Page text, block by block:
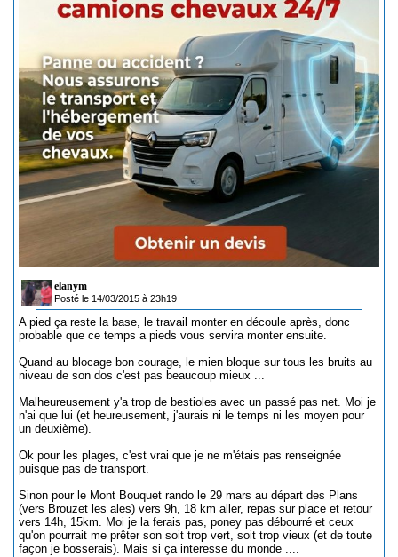
elanym
Posté le 14/03/2015 à 23h19
A pied ça reste la base, le travail monter en découle après, donc
probable que ce temps a pieds vous servira monter ensuite.
Quand au blocage bon courage, le mien bloque sur tous les bruits au
niveau de son dos c'est pas beaucoup mieux ...
Malheureusement y'a trop de bestioles avec un passé pas net. Moi je
n'ai que lui (et heureusement, j'aurais ni le temps ni les moyen pour
un deuxième).
Ok pour les plages, c'est vrai que je ne m'étais pas renseignée
puisque pas de transport.
Sinon pour le Mont Bouquet rando le 29 mars au départ des Plans
(vers Brouzet les ales) vers 9h, 18 km aller, repas sur place et retour
vers 14h, 15km. Moi je la ferais pas, poney pas débourré et ceux
qu'on pourrait me prêter son soit trop vert, soit trop vieux (et de toute
façon je bosserais). Mais si ça interesse du monde ....